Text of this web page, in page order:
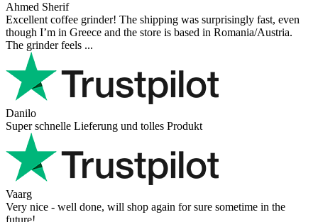
Ahmed Sherif
Excellent coffee grinder! The shipping was surprisingly fast, even
though I’m in Greece and the store is based in Romania/Austria.
The grinder feels ...
Danilo
Super schnelle Lieferung und tolles Produkt
Vaarg
Very nice - well done, will shop again for sure sometime in the